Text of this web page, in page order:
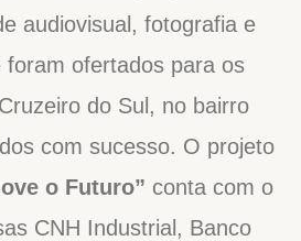
audiovisual, fotografia e
foram ofertados para os
do Sul, no bairro
com sucesso. O projeto
o Futuro” conta com o
CNH Industrial, Banco